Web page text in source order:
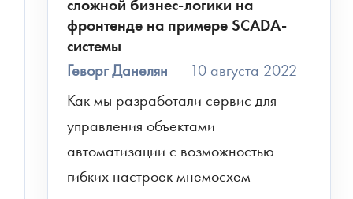
сложной бизнес-логики на
фронтенде на примере SCADA-
системы
Геворг Данелян
10 августа 2022
Как мы разработали сервис для
управления объектами
автоматизации с возможностью
гибких настроек мнемосхем